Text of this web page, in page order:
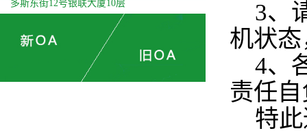
多斯东街12号银联大厦10层
3、
机状
4、
责任
特